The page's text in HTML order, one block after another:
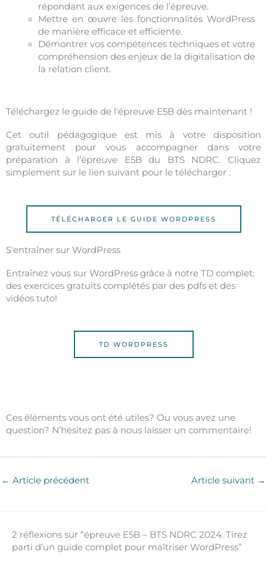
répondant aux exigences de l’épreuve.
Mettre en œuvre les fonctionnalités WordPress
de manière efficace et efficiente.
Démontrer vos compétences techniques et votre
compréhension des enjeux de la digitalisation de
la relation client.
Téléchargez le guide de l'épreuve E5B dès maintenant !
Cet outil pédagogique est mis à votre disposition
gratuitement pour vous accompagner dans votre
préparation à l’épreuve E5B du BTS NDRC. Cliquez
simplement sur le lien suivant pour le télécharger :
TÉLÉCHARGER LE GUIDE WORDPRESS
S'entraîner sur WordPress
Entraînez vous sur WordPress grâce à notre TD complet:
des exercices gratuits complétés par des pdfs et des
vidéos tuto!
TD WORDPRESS
Ces éléments vous ont été utiles? Ou vous avez une
question? N’hésitez pas à nous laisser un commentaire!
← Article précédent Article suivant →
2 réflexions sur “épreuve E5B – BTS NDRC 2024: Tirez
parti d’un guide complet pour maîtriser WordPress”